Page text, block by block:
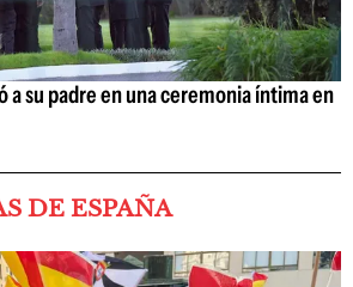
a su padre en una ceremonia íntima en
DE ESPAÑA